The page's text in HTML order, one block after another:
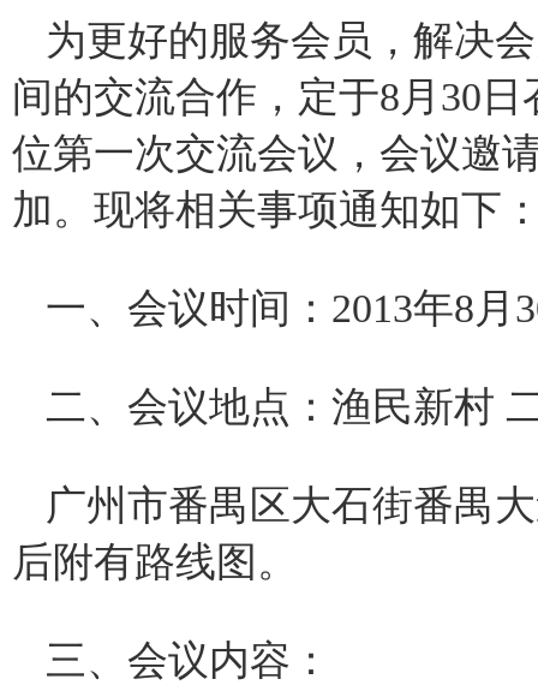
为更好的服务会员，解决
间的交流合作，定于8月30
位第一次交流会议，会议邀
加。现将相关事项通知如下
一、会议时间：2013年8
二、会议地点：渔民新村
广州市番禺区大石街番禺
后附有路线图。
三、会议内容：